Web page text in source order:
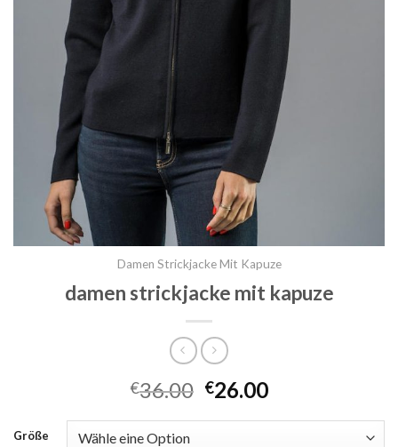
Damen Strickjacke Mit Kapuze
damen strickjacke mit kapuze
€36.00 €26.00
Größe